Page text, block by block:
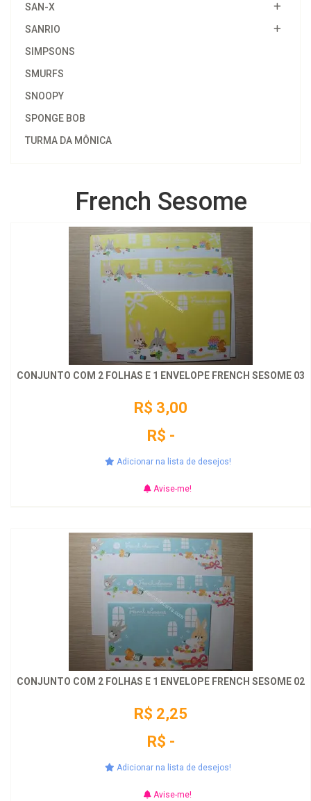
SAN-X
SANRIO
SIMPSONS
SMURFS
SNOOPY
SPONGE BOB
TURMA DA MÔNICA
French Sesome
CONJUNTO COM 2 FOLHAS E 1 ENVELOPE FRENCH SESOME 03
R$ 3,00
R$ -
Adicionar na lista de desejos!
Avise-me!
CONJUNTO COM 2 FOLHAS E 1 ENVELOPE FRENCH SESOME 02
R$ 2,25
R$ -
Adicionar na lista de desejos!
Avise-me!